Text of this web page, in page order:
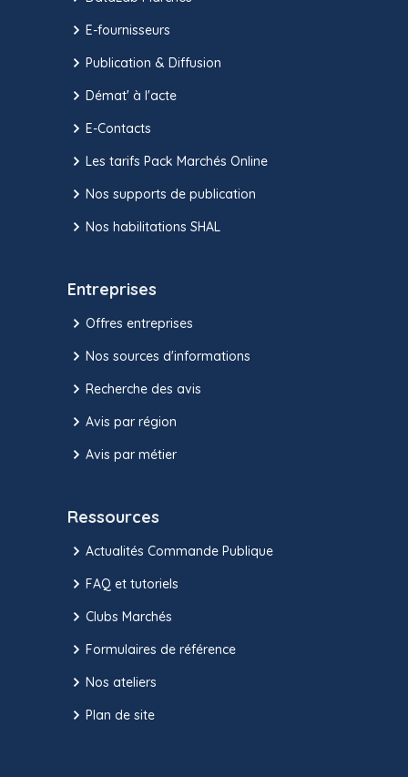
E-fournisseurs
Publication & Diffusion
Démat' à l'acte
E-Contacts
Les tarifs Pack Marchés Online
Nos supports de publication
Nos habilitations SHAL
Entreprises
Offres entreprises
Nos sources d'informations
Recherche des avis
Avis par région
Avis par métier
Ressources
Actualités Commande Publique
FAQ et tutoriels
Clubs Marchés
Formulaires de référence
Nos ateliers
Plan de site